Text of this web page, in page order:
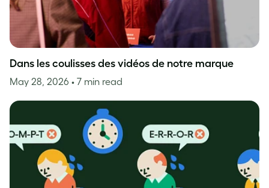
Dans les coulisses des vidéos de notre marque
May 28, 2026 • 7 min read